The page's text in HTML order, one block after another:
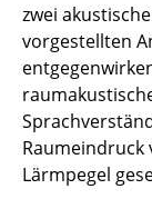
Sideboards
TV Möbel
Beistell- &
Barmöbel
zwei
vorgestellten
Raumeindruck
Lärmpegel